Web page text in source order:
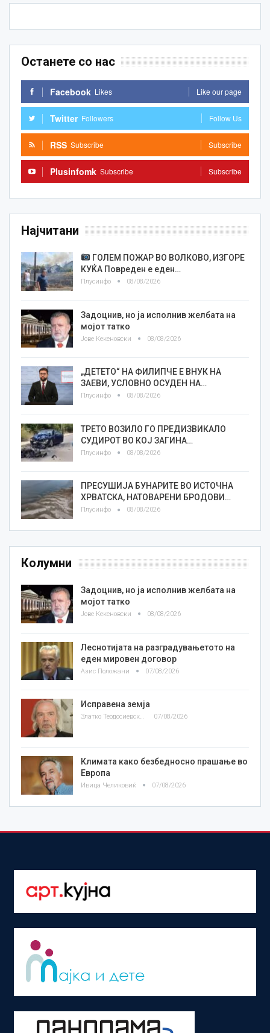
Останете со нас
Facebook Likes Like our page
Twitter Followers Follow Us
RSS Subscribe Subscribe
Plusinfomk Subscribe Subscribe
Најчитани
ГОЛЕМ ПОЖАР ВО ВОЛКОВО, ИЗГОРЕ
КУЌА Повреден е еден…
Плусинфо 08/08/2026
Задоцнив, но ја исполнив желбата на
мојот татко
Јове Кекеновски 08/08/2026
„ДЕТЕТО“ НА ФИЛИПЧЕ Е ВНУК НА
ЗАЕВИ, УСЛОВНО ОСУДЕН НА…
Плусинфо 08/08/2026
ТРЕТО ВОЗИЛО ГО ПРЕДИЗВИКАЛО
СУДИРОТ ВО КОЈ ЗАГИНА…
Плусинфо 08/08/2026
ПРЕСУШИЈА БУНАРИТЕ ВО ИСТОЧНА
ХРВАТСКА, НАТОВАРЕНИ БРОДОВИ…
Плусинфо 08/08/2026
Колумни
Задоцнив, но ја исполнив желбата на
мојот татко
Јове Кекеновски 08/08/2026
Леснотијата на разградувањетото на
еден мировен договор
Азис Положани 07/08/2026
Исправена земја
Златко Теодосиевски 07/08/2026
Климата како безбедносно прашање во
Европа
Ивица Челиковиќ 07/08/2026